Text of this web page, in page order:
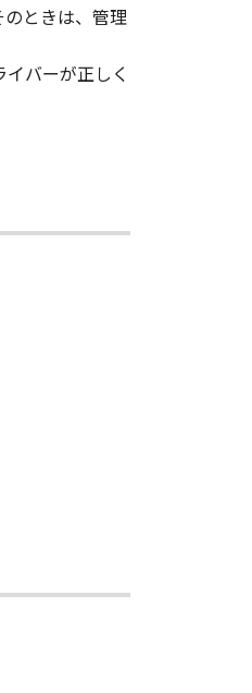
た
フ
い
ヤ
保
本
限
キ
本
ときは、管理
バーが正しく